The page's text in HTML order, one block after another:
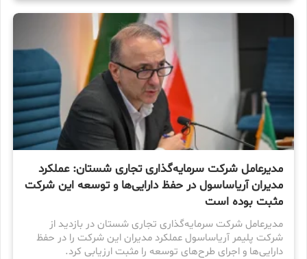
مدیرعامل شرکت سرمایه‌گذاری تجاری شستان: عملکرد
مدیران آریاساسول در حفظ دارایی‌ها و توسعه این شرکت
مثبت بوده است
مدیرعامل شرکت سرمایه‌گذاری تجاری شستان در بازدید از
شرکت پلیمر آریاساسول عملکرد مدیران این شرکت را در حفظ
دارایی‌ها و اجرای طرح‌های توسعه را مثبت ارزیابی کرد.